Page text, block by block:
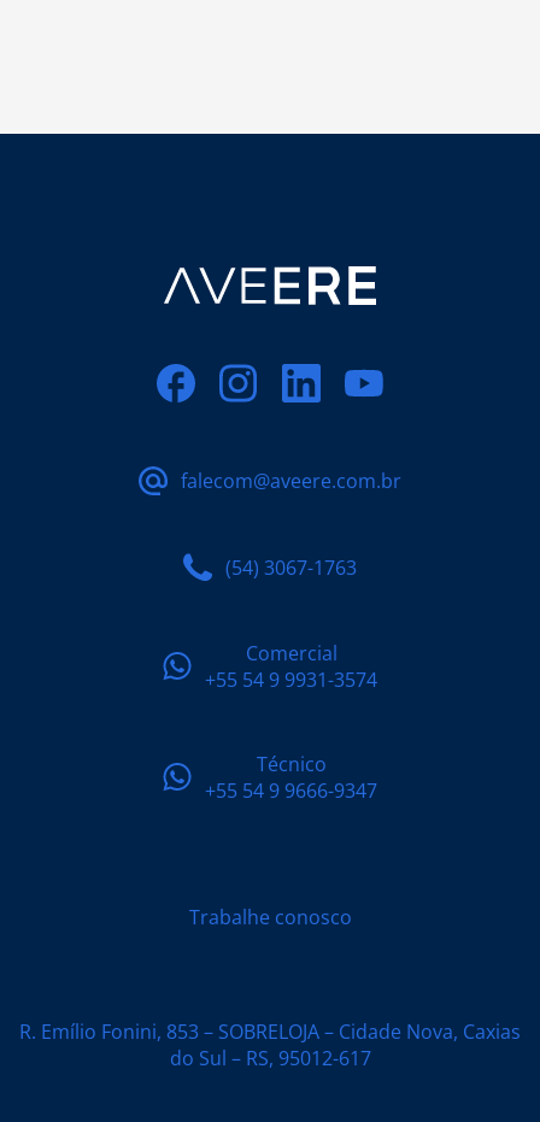
falecom@aveere.com.br
(54) 3067-1763
Comercial
+55 54 9 9931-3574
Técnico
+55 54 9 9666-9347
Trabalhe conosco
R. Emílio Fonini, 853 – SOBRELOJA – Cidade Nova, Caxias
do Sul – RS, 95012-617